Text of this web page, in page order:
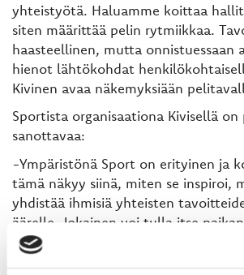
yhteistyötä. Haluamme koittaa
siten määrittää pelin rytmiikkaa.
haasteellinen, mutta onnistuessaan
hienot lähtökohdat
Kivinen avaa näkemyksiään
Sportista organisaationa Kivisellä on
sanottavaa:
-Ympäristönä Sport on erityinen ja
tämä näkyy siinä, miten se inspiroi,
yhdistää ihmisiä yhteisten
äärelle. Jokainen voi tulla itse
toteamaan, miltä vahva
näyttää! Koen, että olen